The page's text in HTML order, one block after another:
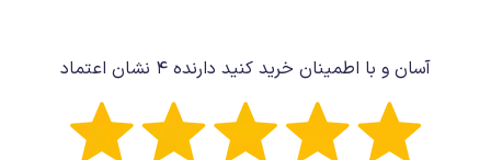
آسان و با اطمینان خرید کنید دارنده ۴ نشان اعتماد